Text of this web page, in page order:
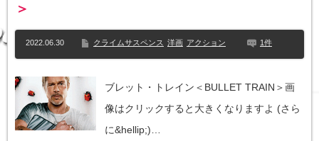
＞
2022.06.30 クライムサスペンス 洋画 アクション 1件
ブレット・トレイン＜BULLET TRAIN＞画
像はクリックすると大きくなりますよ (さら
に&hellip;)…